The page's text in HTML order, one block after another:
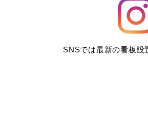
SNSでは最新の看板設